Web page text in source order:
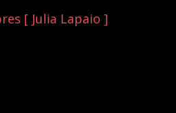
[ Julia Lapaio ]